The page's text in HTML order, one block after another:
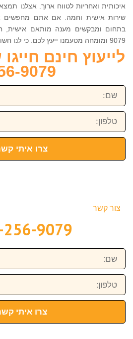
איכותית ואחריות לטווח ארוך. אצלנו
שירות אישית וחמה. אם אתם מחפשים
9079 ומומחה מטעמנו ייעץ לכם. כי לנו חשוב שתרגישו בטוחים!
9079
שם:
טלפון:
צרו איתי
צור קשר
9079
שם:
טלפון:
צרו איתי